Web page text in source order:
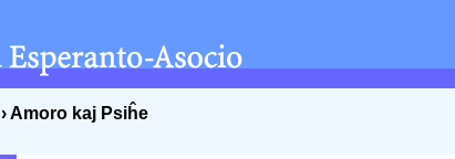
› Amoro kaj Psiĥe